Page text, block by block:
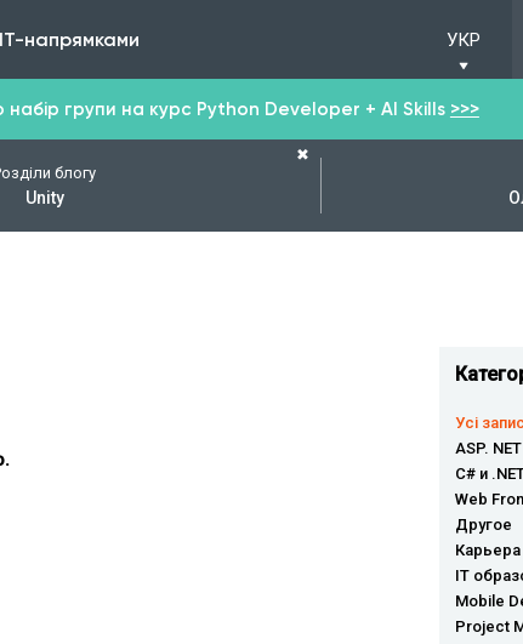
напрямками УКР
набір групи на курс Python Developer + AI Skills >>>
блогу
Unity
✖
Усі
ASP.
C# и
Web
Другое
Карьера
IT
Mobile
Project